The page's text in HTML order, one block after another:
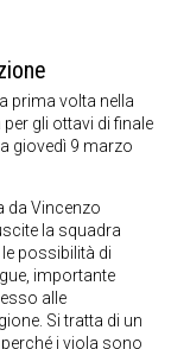
prima volta nella
per gli ottavi di finale
giovedì 9 marzo
da Vincenzo
la squadra
possibilità di
importante
alle
Si tratta di un
i viola sono